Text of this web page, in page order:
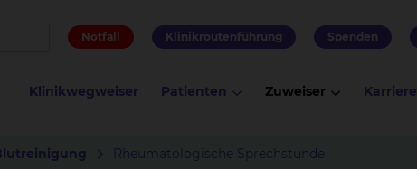
Notfall Klinikroutenführung Spenden
Klinikwegweiser Patienten Zuweiser Karriere
Rheumatologische Sprechstunde